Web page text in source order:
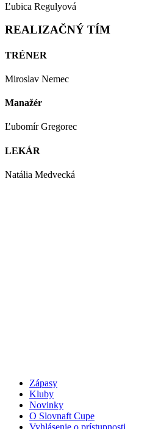
Ľubica Regulyová
REALIZAČNÝ TÍM
TRÉNER
Miroslav Nemec
Manažér
Ľubomír Gregorec
LEKÁR
Natália Medvecká
Zápasy
Kluby
Novinky
O Slovnaft Cupe
Vyhlásenie o prístupnosti